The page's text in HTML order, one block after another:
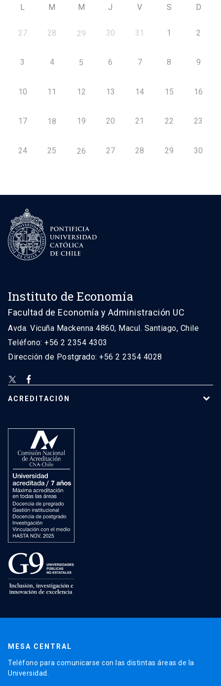
L M M J V S D
27 28 29 30 31 1 2
3 4 5 6 7 8 9
10 11 12 13 14 15 16
17 18 19 20 21 22 23
24 25 26 27 28 29 30
Instituto de Economía
Facultad de Economía y Administración UC
Avda. Vicuña Mackenna 4860, Macul. Santiago, Chile
Teléfono: +56 2 2354 4303
Dirección de Postgrado: +56 2 2354 4028
ACREDITACIÓN
MESA CENTRAL
Teléfono para comunicarse con las distintas áreas de la
Universidad.